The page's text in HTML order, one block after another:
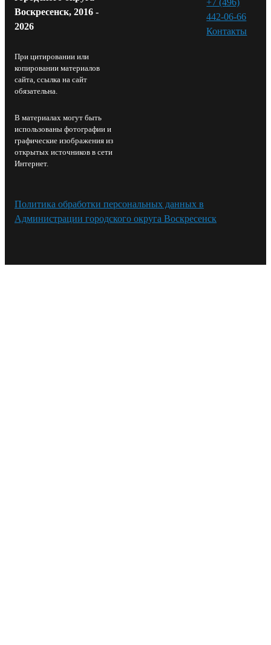
Воскресенск, 2016 -
2026
При цитировании или
копировании материалов
сайта, ссылка на сайт
обязательна.
В материалах могут быть
использованы фотографии и
графические изображения из
открытых источников в сети
Интернет.
442-06-66
Контакты⁠
Политика обработки персональных данных в
Администрации городского округа Воскресенск